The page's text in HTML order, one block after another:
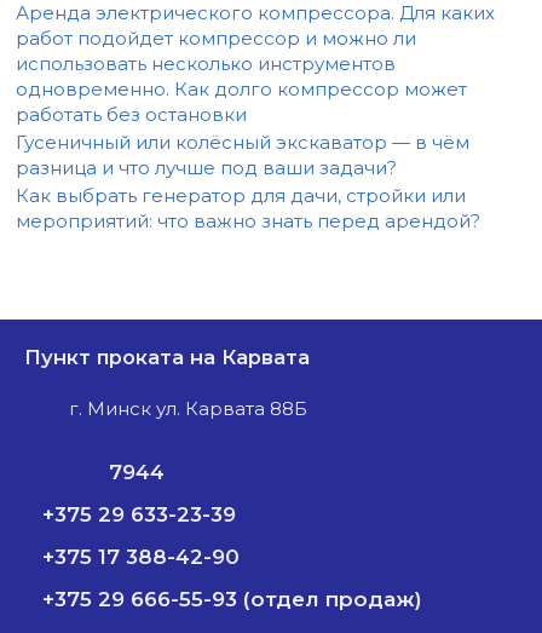
Аренда электрического компрессора. Для каких
работ подойдет компрессор и можно ли
использовать несколько инструментов
одновременно. Как долго компрессор может
работать без остановки
Гусеничный или колёсный экскаватор — в чём
разница и что лучше под ваши задачи?
Как выбрать генератор для дачи, стройки или
мероприятий: что важно знать перед арендой?
Пункт проката на Карвата
г. Минск ул. Карвата 88Б
7944
+375 29 633-23-39
+375 17 388-42-90
+375 29 666-55-93 (отдел продаж)